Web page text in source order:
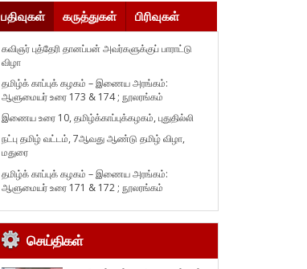
பதிவுகள் கருத்துகள் பிரிவுகள்
கவிஞர் புத்தேரி தானப்பன் அவர்களுக்குப் பாராட்டு
விழா
தமிழ்க் காப்புக் கழகம் – இணைய அரங்கம்:
ஆளுமையர் உரை 173 & 174 ; நூலரங்கம்
இணைய உரை 10, தமிழ்க்காப்புக்கழகம், புதுதில்லி
நட்பு தமிழ் வட்டம், 7ஆவது ஆண்டு தமிழ் விழா,
மதுரை
தமிழ்க் காப்புக் கழகம் – இணைய அரங்கம்:
ஆளுமையர் உரை 171 & 172 ; நூலரங்கம்
செய்திகள்